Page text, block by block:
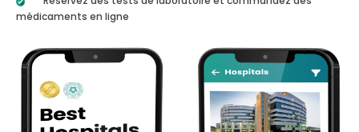
médicaments en ligne